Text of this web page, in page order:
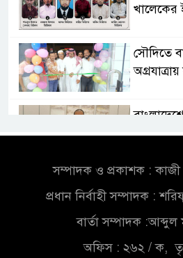
খালেকের
সৌদিতে
এখনই
চাঁদপুরে
সম্পাদক ও প্রকাশক :
প্রধান নির্বাহী সম্পাদক :
বার্তা সম্পাদক
অফিস : ২৬২ / ক,